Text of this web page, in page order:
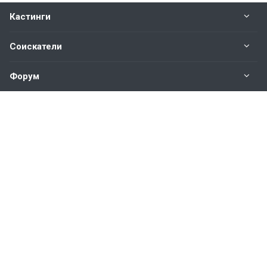
Кастинги
Соискатели
Форум